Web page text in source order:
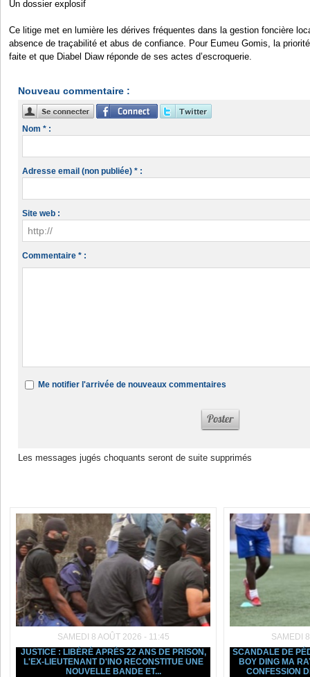
Un dossier explosif
Ce litige met en lumière les dérives fréquentes dans la gestion foncière
absence de traçabilité et abus de confiance. Pour Eumeu Gomis, la
faite et que Diabel Diaw réponde de ses actes d’escroquerie.
Nouveau commentaire :
Nom * :
Adresse email (non publiée) * :
Site web :
Commentaire * :
Me notifier l'arrivée de nouveaux commentaires
Les messages jugés choquants seront de suite supprimés
SAMEDI 8 AOÛT 2026 - 11:45
JUSTICE : LIBÉRÉ APRÈS 22 ANS DE PRISON,
L'EX-LIEUTENANT D'INO RECONSTITUE UNE
NOUVELLE BANDE ET...
SAMEDI
SCANDALE DE
BOY DING MA
CONFESSION